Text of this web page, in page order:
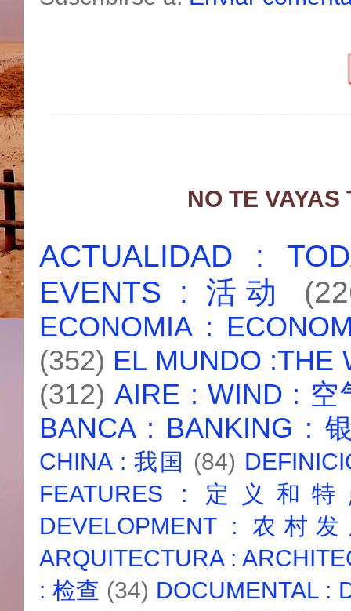
NO TE
ACTUALIDAD :
EVENTS : 活动
ECONOMIA :
(352) EL MUNDO :THE
(312) AIRE : WIND : 空
BANCA : BANKING :
CHINA : 我国 (84)
FEATURES : 定义和
DEVELOPMENT : 农村
ARQUITECTURA :
: 检查 (34) DOCUMENTAL :